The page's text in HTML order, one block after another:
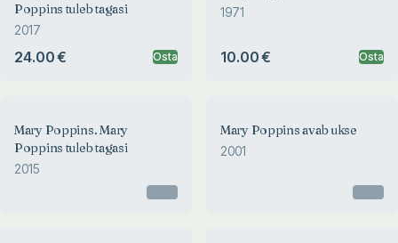
Poppins tuleb tagasi
2017
24.00 € Osta
1971
10.00 € Osta
Mary Poppins. Mary
Poppins tuleb tagasi
2015
Mary Poppins avab ukse
2001